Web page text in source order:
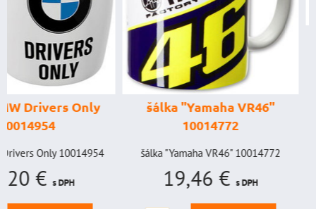
šálka "Yamaha VR46"
šálka "Yamaha VR46" 10014772
19,46 €
štartovací
digitálnym
power banka,
prúd 4000 A,
GENIUS BOOST
GB150 (NOCO
BAT998
štartovací box s